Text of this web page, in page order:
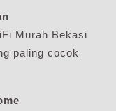
Murah Bekasi
paling cocok